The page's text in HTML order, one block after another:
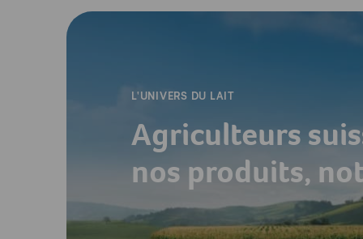
L'UNIVERS DU LAIT
Agriculteurs
nos produits,